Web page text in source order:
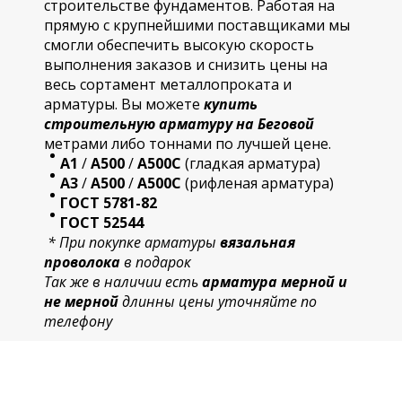
строительстве фундаментов. Работая на
прямую с крупнейшими поставщиками мы
смогли обеспечить высокую скорость
выполнения заказов и снизить цены на
весь сортамент металлопроката и
арматуры. Вы можете купить
строительнуюарматуру на Беговой
метрами либо тоннами по лучшей цене.
А1 /А500/А500С (гладкая арматура)
А3/А500/А500С (рифленая арматура)
ГОСТ 5781-82
ГОСТ 52544
* При покупке арматуры вязальная
проволокав подарок
Так же в наличии естьарматура мерной и
не мернойдлинны цены уточняйте по
телефону